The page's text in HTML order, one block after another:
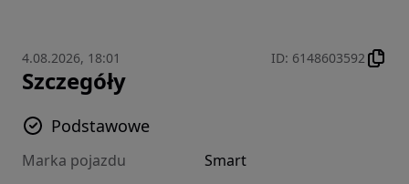
4.08.2026, 18:01 ID: 6148603592
Szczegóły
Podstawowe
Marka pojazdu Smart